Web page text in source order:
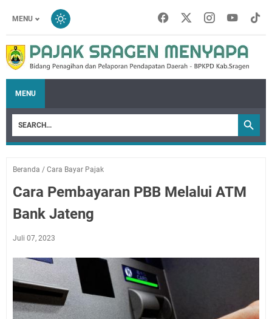
MENU
MENU
Beranda / Cara Bayar Pajak
Cara Pembayaran PBB Melalui ATM
Bank Jateng
Juli 07, 2023